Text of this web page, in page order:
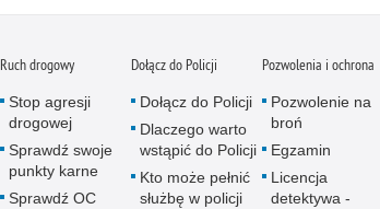
Ruch drogowy
Stop agresji
drogowej
Sprawdź swoje
punkty karne
Sprawdź OC
Dołącz do Policji
Dołącz do Policji
Dlaczego warto
wstąpić do Policji
Kto może pełnić
służbę w policji
Pozwolenia i ochrona
Pozwolenie na
broń
Egzamin
Licencja
detektywa -